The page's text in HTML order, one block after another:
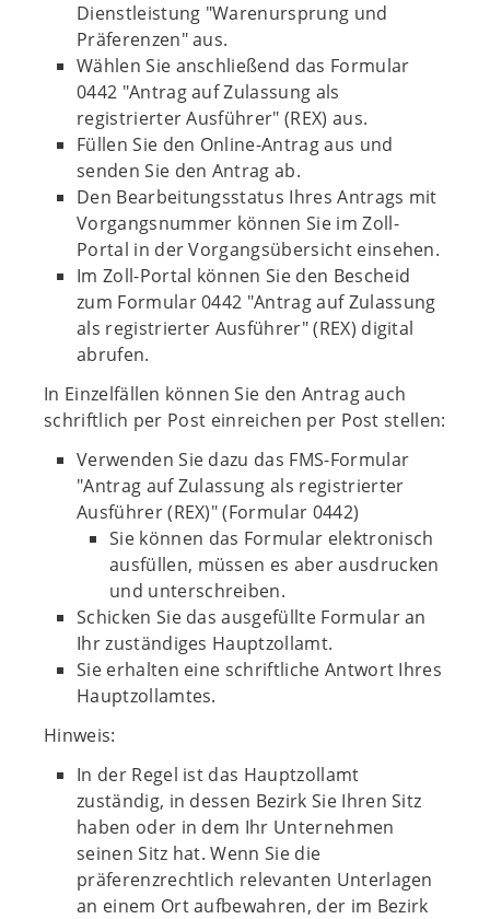
Dienstleistung "Warenursprung und
Präferenzen" aus.
Wählen Sie anschließend das Formular
0442 "Antrag auf Zulassung als
registrierter Ausführer" (REX) aus.
Füllen Sie den Online-Antrag aus und
senden Sie den Antrag ab.
Den Bearbeitungsstatus Ihres Antrags mit
Vorgangsnummer können Sie im Zoll-
Portal in der Vorgangsübersicht einsehen.
Im Zoll-Portal können Sie den Bescheid
zum Formular 0442 "Antrag auf Zulassung
als registrierter Ausführer" (REX) digital
abrufen.
In Einzelfällen können Sie den Antrag auch
schriftlich per Post einreichen per Post stellen:
Verwenden Sie dazu das FMS-Formular
"Antrag auf Zulassung als registrierter
Ausführer (REX)" (Formular 0442)
Sie können das Formular elektronisch
ausfüllen, müssen es aber ausdrucken
und unterschreiben.
Schicken Sie das ausgefüllte Formular an
Ihr zuständiges Hauptzollamt.
Sie erhalten eine schriftliche Antwort Ihres
Hauptzollamtes.
Hinweis:
In der Regel ist das Hauptzollamt
zuständig, in dessen Bezirk Sie Ihren Sitz
haben oder in dem Ihr Unternehmen
seinen Sitz hat. Wenn Sie die
präferenzrechtlich relevanten Unterlagen
an einem Ort aufbewahren, der im Bezirk